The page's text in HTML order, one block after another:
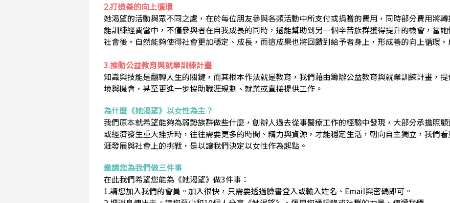
2.打造善的向上循環
她渴望的活動與眾不同之處，在於每位朋友參與各類活動中所支付或捐贈的費用，同時部分費用將
能訓練經費當中，不僅參與者在自我成長的同時，還能幫助到另一個辛苦族群獲得提升的機會，當
社會後，自然能夠使得社會更加穩定、成長，而這成果也將回饋到給予者身上，形成善的向上循環
3.推動公益教育與就業訓練計畫
知識與技能是翻轉人生的關鍵，而其根本作法就是教育，我們藉由籌辦公益教育與就業訓練計畫，
境與機會，甚至更進一步協助職涯規劃、就業或直接提供工作。
為什麼《她渴望》以女性為主？
我們原本就希望能夠為弱勢族群做些什麼，創辦人過去從事醫療工作的經驗中發現，大部分承擔照
或經濟發生重大挫折時，往往需要更多的時間、精力與資源，才能穩定生活，朝向自主獨立，我們
涯發展與社會上的挑戰，是以讓我們決定以女性作為起點。
邀請您為我們做三件事
在此我們希望您能為《她渴望》做3件事：
1.請您加入我們的會員。加入很快，只需要透過臉書登入或輸入姓名、Email與密碼即可。